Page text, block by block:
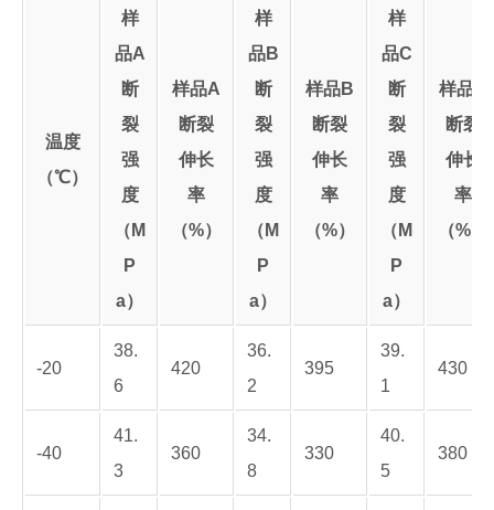
温度
（℃）
样
品A
断
裂
强
度
（M
P
a）
样品A
断裂
伸长
率
（%）
样
品B
断
裂
强
度
（M
P
a）
样品B
断裂
伸长
率
（%）
样
品C
断
裂
强
度
（M
P
a）
样品C
断裂
伸长
率
（%）
-20
38.
6
420
36.
2
395
39.
1
430
-40
41.
3
360
34.
8
330
40.
5
380